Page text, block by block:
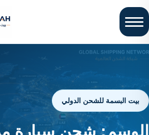
بيت البسمة للشحن الدولي